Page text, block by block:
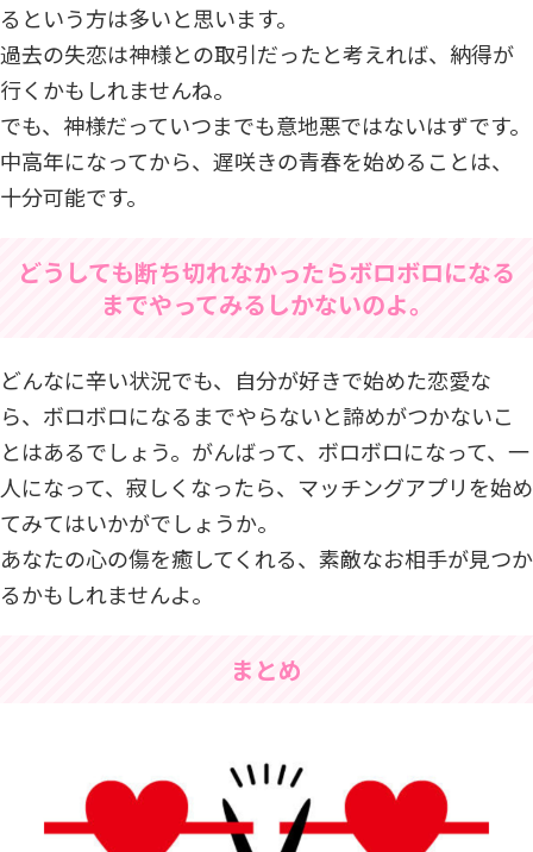
るという方は多いと思います。
過去の失恋は神様との取引だったと考えれば、納得が
行くかもしれませんね。
でも、神様だっていつまでも意地悪ではないはずです。
中高年になってから、遅咲きの青春を始めることは、
十分可能です。
どうしても断ち切れなかったらボロボロになる
までやってみるしかないのよ。
どんなに辛い状況でも、自分が好きで始めた恋愛な
ら、ボロボロになるまでやらないと諦めがつかないこ
とはあるでしょう。がんばって、ボロボロになって、一
人になって、寂しくなったら、マッチングアプリを始め
てみてはいかがでしょうか。
あなたの心の傷を癒してくれる、素敵なお相手が見つか
るかもしれませんよ。
まとめ